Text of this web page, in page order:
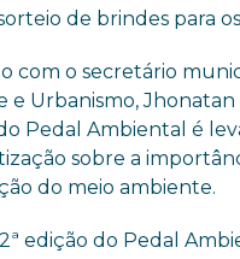
de brindes para
com o secretário
e Urbanismo, Jhonatan
Pedal Ambiental é
sobre a
do meio ambiente.
2ª edição do Pedal